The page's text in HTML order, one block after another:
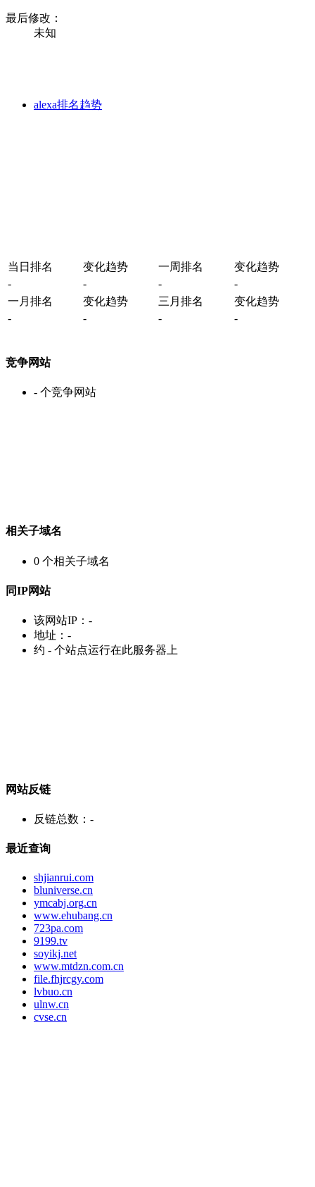
最后修改：
未知
alexa排名趋势
当日排名 变化趋势 一周排名
变化趋势
-
- -
-
一月排名
变化趋势 三月排名
变化趋势
-
- - -
竞争网站
- 个竞争网站
相关子域名
0 个相关子域名
同IP网站
该网站IP： -
地址： -
约 - 个站点运行在此服务器上
网站反链
反链总数： -
最近查询
shjianrui.com
bluniverse.cn
ymcabj.org.cn
www.ehubang.cn
723pa.com
9199.tv
soyikj.net
www.mtdzn.com.cn
file.fhjrcgy.com
lvbuo.cn
ulnw.cn
cvse.cn